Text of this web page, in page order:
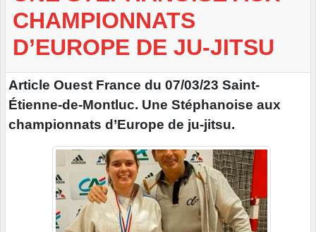
CHAMPIONNATS
D’EUROPE DE JU-JITSU
Article Ouest France du 07/03/23 Saint-
Étienne-de-Montluc. Une Stéphanoise aux
championnats d’Europe de ju-jitsu.